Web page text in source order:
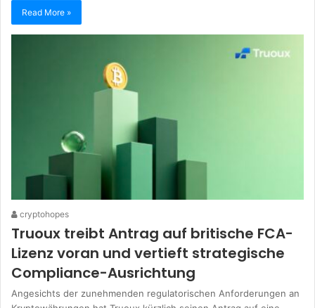
Read More »
cryptohopes
Truoux treibt Antrag auf britische FCA-
Lizenz voran und vertieft strategische
Compliance-Ausrichtung
Angesichts der zunehmenden regulatorischen Anforderungen an